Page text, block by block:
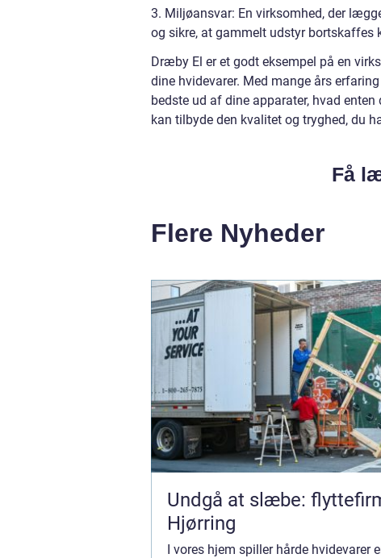
3. Miljøansvar: En virksomhed, der
og sikre, at gammelt udstyr bortskaffes
Dræby El er et godt eksempel på en
dine hvidevarer. Med mange års
bedste ud af dine apparater, hvad
kan tilbyde den kvalitet og tryghed, du
Få
Flere Nyheder
Undgå at slæbe:
Hjørring
I vores hjem spiller hårde hvidevarer